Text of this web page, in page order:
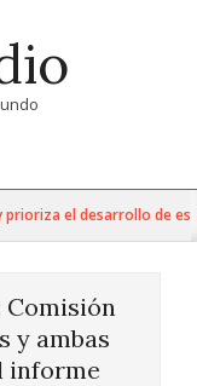
el desarrollo de esta
y ambas
informe